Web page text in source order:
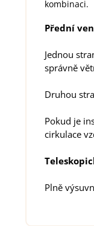
kombinaci.
Přední
Jednou
správně
Druhou
Pokud je
cirkulace
Plně